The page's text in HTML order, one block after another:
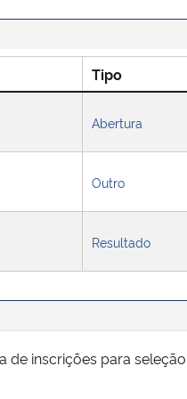
Tipo
Abertura
Outro
Resultado
de inscrições para